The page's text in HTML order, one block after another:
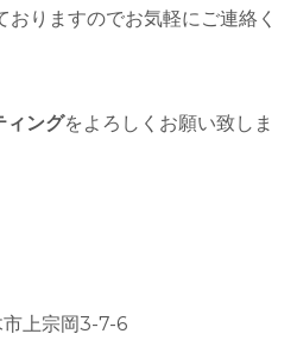
りますのでお気軽にご連絡く
ングをよろしくお願い致しま
上宗岡3-7-6